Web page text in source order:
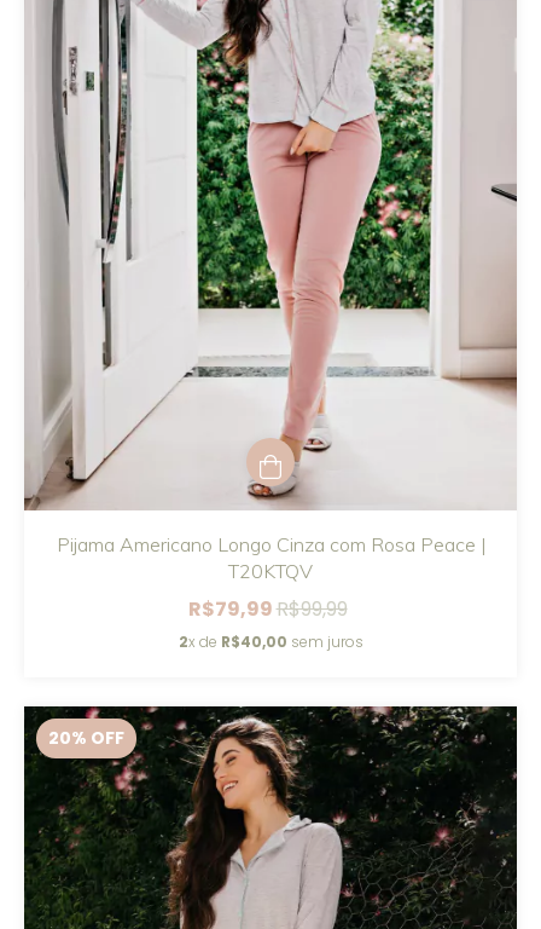
Pijama Americano Longo Cinza com Rosa Peace |
T20KTQV
R$79,99R$99,99
2x de R$40,00 sem juros
20% OFF